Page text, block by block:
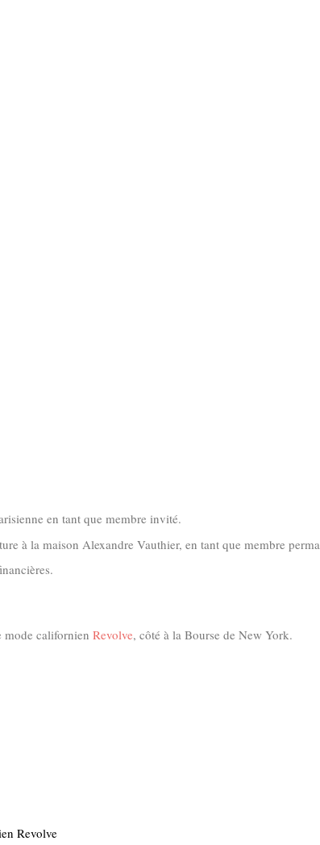
en tant que membre invité.
à la maison Alexandre Vauthier, en tant que membre
mode californien Revolve, côté à la Bourse de New York.
Revolve